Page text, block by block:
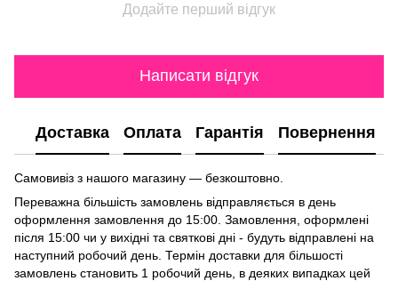
Додайте перший відгук
Написати відгук
Доставка Оплата Гарантія Повернення
Самовивіз з нашого магазину — безкоштовно.
Переважна більшість замовлень відправляється в день
оформлення замовлення до 15:00. Замовлення, оформлені
після 15:00 чи у вихідні та святкові дні - будуть відправлені на
наступний робочий день. Термін доставки для більшості
замовлень становить 1 робочий день, в деяких випадках цей